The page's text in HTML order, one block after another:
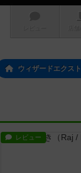
ウィザードエクス
レビュー